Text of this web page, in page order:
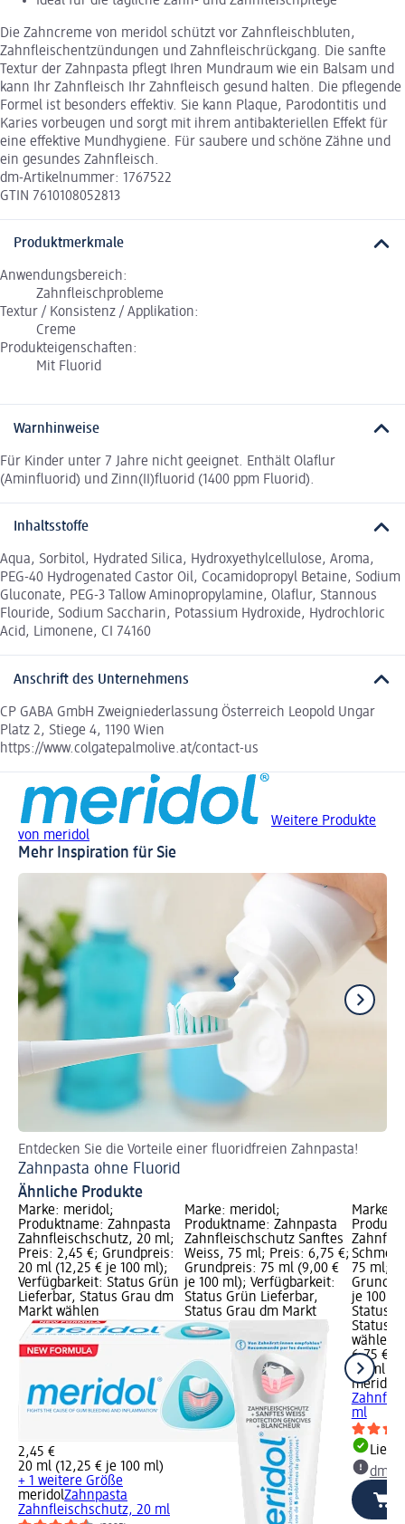
Die Zahncreme von meridol schützt vor Zahnfleischbluten,
Zahnfleischentzündungen und Zahnfleischrückgang. Die sanfte
Textur der Zahnpasta pflegt Ihren Mundraum wie ein Balsam und
kann Ihr Zahnfleisch Ihr Zahnfleisch gesund halten. Die pflegende
Formel ist besonders effektiv. Sie kann Plaque, Parodontitis und
Karies vorbeugen und sorgt mit ihrem antibakteriellen Effekt für
eine effektive Mundhygiene. Für saubere und schöne Zähne und
ein gesundes Zahnfleisch.
dm-Artikelnummer: 1767522
GTIN 7610108052813
Produktmerkmale
Anwendungsbereich:
Zahnfleischprobleme
Textur / Konsistenz / Applikation:
Creme
Produkteigenschaften:
Mit Fluorid
Warnhinweise
Für Kinder unter 7 Jahre nicht geeignet. Enthält Olaflur
(Aminfluorid) und Zinn(II)fluorid (1400 ppm Fluorid).
Inhaltsstoffe
Aqua, Sorbitol, Hydrated Silica, Hydroxyethylcellulose, Aroma,
PEG-40 Hydrogenated Castor Oil, Cocamidopropyl Betaine, Sodium
Gluconate, PEG-3 Tallow Aminopropylamine, Olaflur, Stannous
Flouride, Sodium Saccharin, Potassium Hydroxide, Hydrochloric
Acid, Limonene, CI 74160
Anschrift des Unternehmens
CP GABA GmbH Zweigniederlassung Österreich Leopold Ungar
Platz 2, Stiege 4, 1190 Wien
https://www.colgatepalmolive.at/contact-us
Weitere Produkte
von meridol
Mehr Inspiration für Sie
Entdecken Sie die Vorteile einer fluoridfreien Zahnpasta!
Zahnpasta ohne Fluorid
Ähnliche Produkte
Marke: meridol;
Produktname: Zahnpasta
Zahnfleischschutz, 20 ml;
Preis: 2,45 €; Grundpreis:
20 ml (12,25 € je 100 ml);
Verfügbarkeit: Status Grün
Lieferbar, Status Grau dm
Markt wählen
2,45 €
20 ml (12,25 € je 100 ml)
+ 1 weitere Größe
meridolZahnpasta
Zahnfleischschutz, 20 ml
Marke: meridol;
Produktname: Zahnpasta
Zahnfleischschutz Sanftes
Weiss, 75 ml; Preis: 6,75 €;
Grundpreis: 75 ml (9,00 €
je 100 ml); Verfügbarkeit:
Status Grün Lieferbar,
Status Grau dm Markt
Marke:
75 ml;
je 100
Status
Status
wählen
6,75 €
75 ml
meridol
ml
dm